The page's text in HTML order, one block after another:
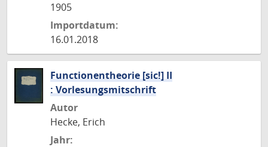
1905
Importdatum:
16.01.2018
Functionentheorie [sic!] II
: Vorlesungsmitschrift
Autor
Hecke, Erich
Jahr: